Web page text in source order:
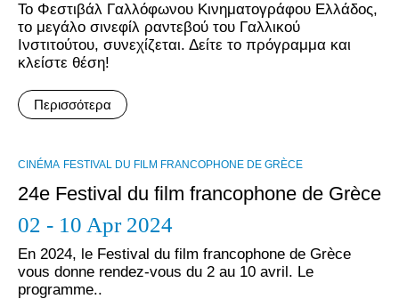
Το Φεστιβάλ Γαλλόφωνου Κινηματογράφου Ελλάδος,
το μεγάλο σινεφίλ ραντεβού του Γαλλικού
Ινστιτούτου, συνεχίζεται. Δείτε το πρόγραμμα και
κλείστε θέση!
Περισσότερα
CINÉMA FESTIVAL DU FILM FRANCOPHONE DE GRÈCE
24e Festival du film francophone de Grèce
02 - 10 Apr 2024
En 2024, le Festival du film francophone de Grèce
vous donne rendez-vous du 2 au 10 avril. Le
programme..